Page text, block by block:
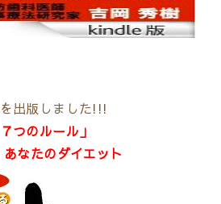
出版しました!!!
つのルール」
なたのダイエット